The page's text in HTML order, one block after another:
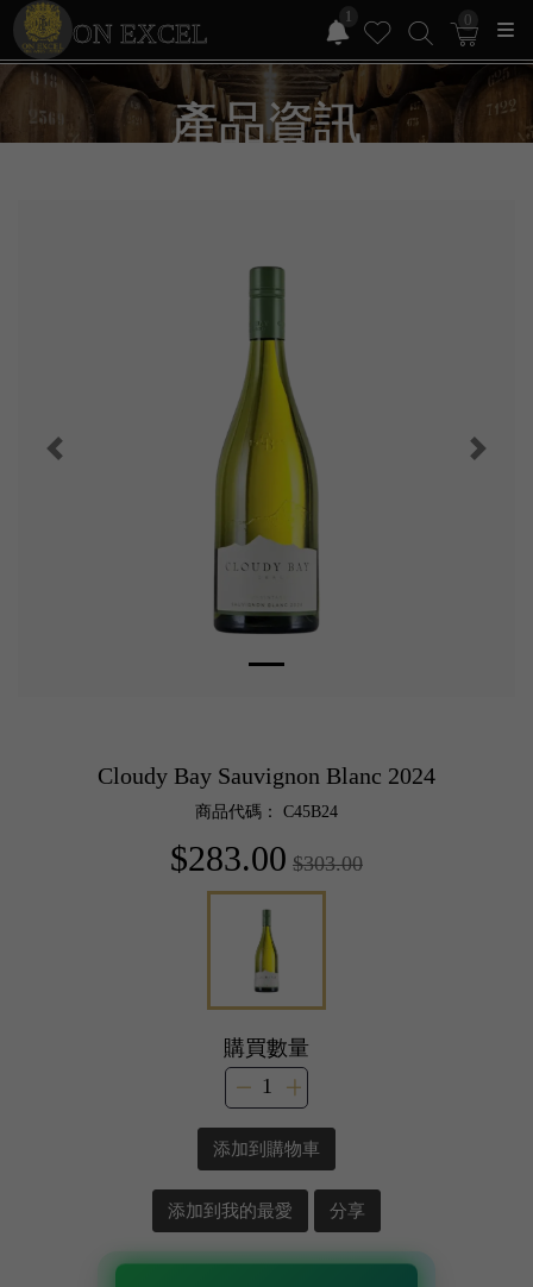
ON EXCEL
1 0
產品資訊
Cloudy Bay Sauvignon Blanc 2024
商品代碼： C45B24
$283.00 $303.00
購買數量
添加到購物車
添加到我的最愛 分享